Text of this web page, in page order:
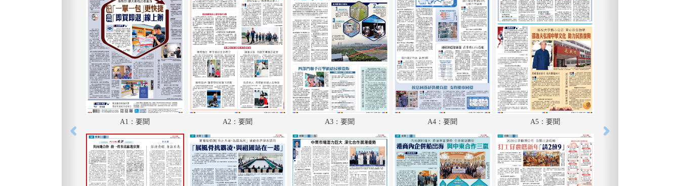
A20：國際
B1：體育
B2：體育
B3：體育
B4：經濟
B5：文化
A1：要聞 A2：要聞 A3：要聞 A4：要聞 A5：要聞